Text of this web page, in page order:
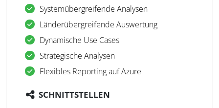
Systemübergreifende Analysen
Länderübergreifende Auswertung
Dynamische Use Cases
Strategische Analysen
Flexibles Reporting auf Azure
SCHNITTSTELLEN